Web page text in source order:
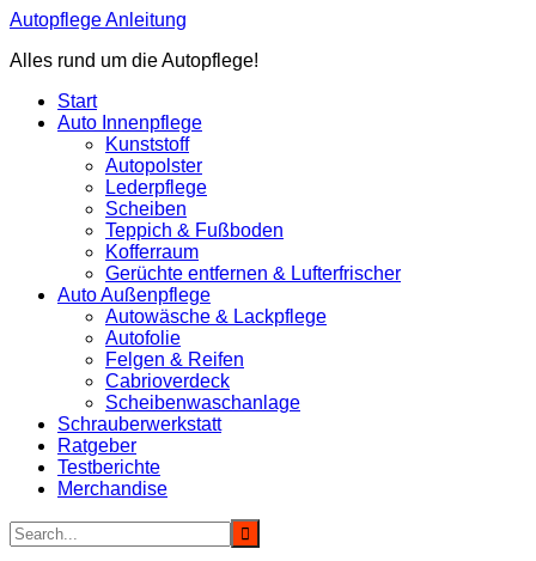
Zum
springen
Autopflege Anleitung
Alles rund um die Autopflege!
Start
Auto Innenpflege
Kunststoff
Autopolster
Lederpflege
Scheiben
Teppich & Fußboden
Kofferraum
Gerüchte entfernen & Lufterfrischer
Auto Außenpflege
Autowäsche & Lackpflege
Autofolie
Felgen & Reifen
Cabrioverdeck
Scheibenwaschanlage
Schrauberwerkstatt
Ratgeber
Testberichte
Merchandise